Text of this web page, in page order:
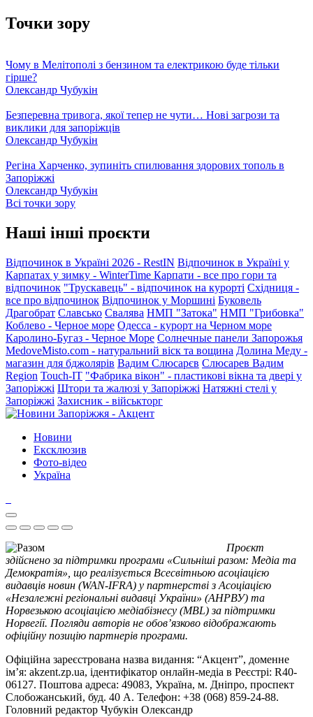
Точки зору
Чому в Мелітополі з бензином та електрикою буде тільки
гірше?
Олександр Чубукін
Безперевна тривога, якої тепер не чути… Нові загрози та
виклики для запоріжців
Олександр Чубукін
Регіна Харченко, зупиніть спилювання здорових тополь в
Запоріжжі
Олександр Чубукін
Всі точки зору
Наші інші проєкти
Відпочинок в Україні 2026 - RestIN Відпочинок в Україні у
Карпатах у зимку - WinterTime Карпати - все про гори та
відпочинок "Трускавець" - відпочинок на курорті Східниця -
все про відпочинок Відпочинок у Моршині Буковель
Драгобрат Славсько Свалява НМП "Затока" НМП "Грибовка"
Коблево - Черное море Одесса - курорт на Черном море
Каролино-Бугаз - Черное Море Солнечные панели Запорожья
MedoveMisto.com - натуральний віск та вощина Долина Меду -
магазин для бджолярів Вадим Слюсарєв Слюсарев Вадим
Region Touch-IT "Фабрика вікон" - пластикові вікна та двері у
Запоріжжі Штори та жалюзі у Запоріжжі Натяжні стелі у
Запоріжжі Захисник - військторг
Новини
Ексклюзив
Фото-відео
Україна
Проєкт
здійснено за підтримки програми «Сильніші разом: Медіа та
Демократія», що реалізується Всесвітньою асоціацією
видавців новин (WAN-IFRA) у партнерстві з Асоціацією
«Незалежні регіональні видавці України» (АНРВУ) та
Норвезькою асоціацією медіабізнесу (MBL) за підтримки
Норвегії. Погляди авторів не обов’язково відображають
офіційну позицію партнерів програми.
Офіційна зареєстрована назва видання: “Акцент”, доменне
ім’я: akzent.zp.ua, ідентифікатор онлайн-медіа в Реєстрі: R40-
06127. Поштова адреса: 49083, Україна, м. Дніпро, проспект
Слобожанський, буд. 40 А. Телефон: +38 (068) 859-24-88.
Головний редактор Чубукін Олександр